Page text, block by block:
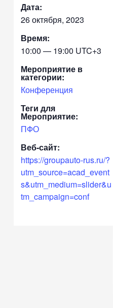
Дата:
26 октября, 2023
Время:
10:00 — 19:00 UTC+3
Мероприятие в
категории:
Конференция
Теги для
Мероприятие:
ПФО
Веб-сайт:
https://groupauto-rus.ru/?
utm_source=acad_event
s&utm_medium=slider&u
tm_campaign=conf